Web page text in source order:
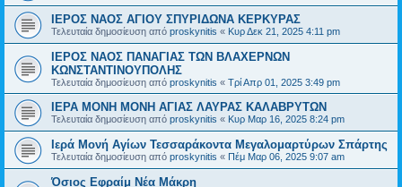
ΙΕΡΟΣ ΝΑΟΣ ΑΓΙΟΥ ΣΠΥΡΙΔΩΝΑ ΚΕΡΚΥΡΑΣ
Τελευταία δημοσίευση από proskynitis « Κυρ Δεκ 21, 2025 4:11 pm
ΙΕΡΟΣ ΝΑΟΣ ΠΑΝΑΓΙΑΣ ΤΩΝ ΒΛΑΧΕΡΝΩΝ
ΚΩΝΣΤΑΝΤΙΝΟΥΠΟΛΗΣ
Τελευταία δημοσίευση από proskynitis « Τρί Απρ 01, 2025 3:49 pm
ΙΕΡΑ ΜΟΝΗ ΜΟΝΗ ΑΓΙΑΣ ΛΑΥΡΑΣ ΚΑΛΑΒΡΥΤΩΝ
Τελευταία δημοσίευση από proskynitis « Κυρ Μαρ 16, 2025 8:24 pm
Ιερά Μονή Αγίων Τεσσαράκοντα Μεγαλομαρτύρων Σπάρτης
Τελευταία δημοσίευση από proskynitis « Πέμ Μαρ 06, 2025 9:07 am
Όσιος Εφραίμ Νέα Μάκρη